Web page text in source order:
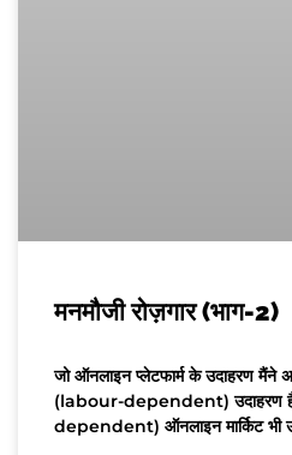
मनमौजी रोज़गार (भाग-2)
जो ऑनलाइन प्लेटफार्म के उदाहरण मैंने
(labour-dependent) उदाहरण हैं.
dependent) ऑनलाइन मार्किट भी